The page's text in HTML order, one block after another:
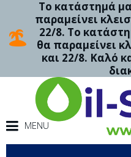
Το κατάστημά
παραμείνει
22/8. Το
θα παραμείνει
και 22/8. Καλό
MENU